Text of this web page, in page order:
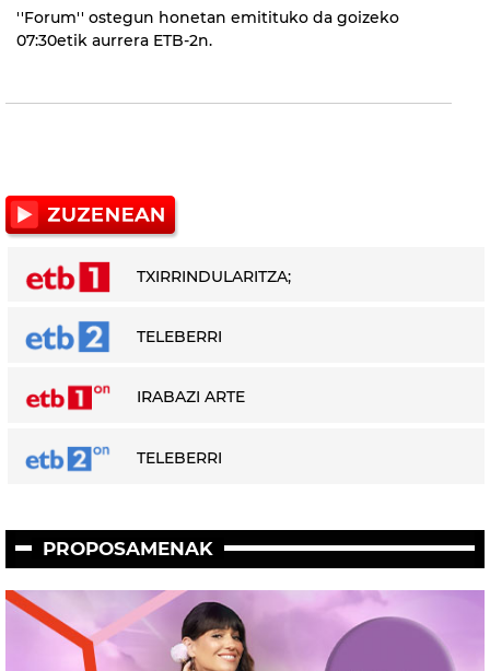
''Forum'' ostegun honetan emitituko da goizeko
07:30etik aurrera ETB-2n.
TXIRRINDULARITZA;
TELEBERRI
IRABAZI ARTE
TELEBERRI
PROPOSAMENAK